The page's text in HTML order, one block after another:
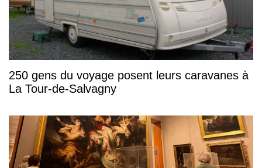
250 gens du voyage posent leurs caravanes à
La Tour-de-Salvagny